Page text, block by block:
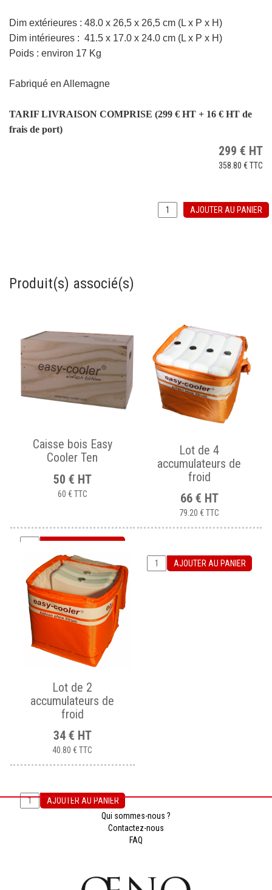
Dim extérieures : 48.0 x 26,5 x 26,5 cm (L x P x H)
Dim intérieures : 41.5 x 17.0 x 24.0 cm (L x P x H)
Poids : environ 17 Kg
Fabriqué en Allemagne
TARIF LIVRAISON COMPRISE (299 € HT + 16 € HT de
frais de port)
299 € HT
358.80 €TTC
AJOUTER AU PANIER
Produit(s) associé(s)
Caisse bois Easy
Cooler Ten
50 € HT
60 €TTC
Lot de 4
accumulateurs de
froid
66€ HT
79.20 €TTC
AJOUTER AU PANIER
Lot de 2
accumulateurs de
froid
34€ HT
40.80 €TTC
AJOUTER AU PANIER
Qui sommes-nous ?
Contactez-nous
FAQ